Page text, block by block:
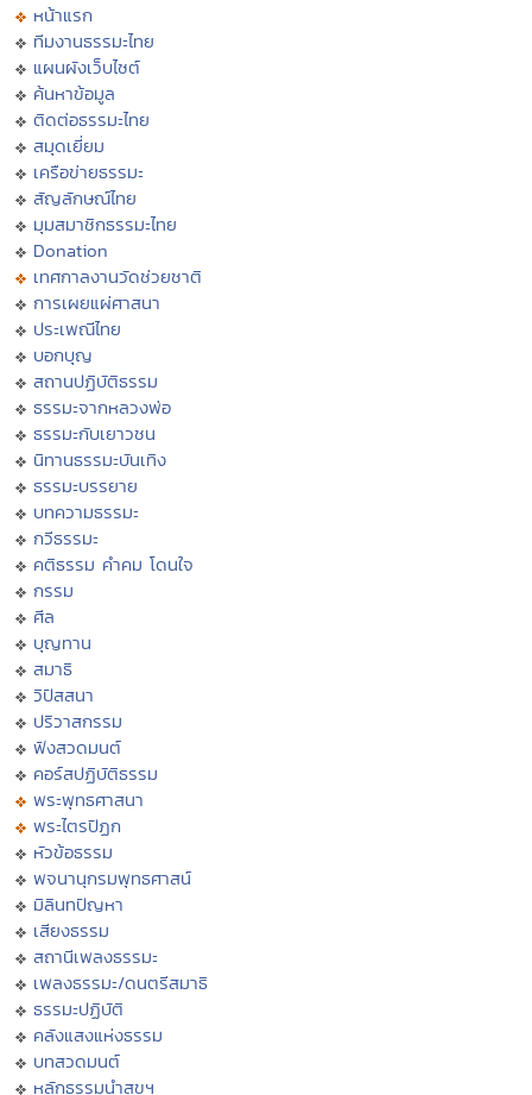
หน้าแรก
ทีมงานธรรมะไทย
แผนผังเว็บไซต์
ค้นหาข้อมูล
ติดต่อธรรมะไทย
สมุดเยี่ยม
เครือข่ายธรรมะ
สัญลักษณ์ไทย
มุมสมาชิกธรรมะไทย
Donation
เทศกาลงานวัดช่วยชาติ
การเผยแผ่ศาสนา
ประเพณีไทย
บอกบุญ
สถานปฏิบัติธรรม
ธรรมะจากหลวงพ่อ
ธรรมะกับเยาวชน
นิทานธรรมะบันเทิง
ธรรมะบรรยาย
บทความธรรมะ
กวีธรรมะ
คติธรรม คำคม โดนใจ
กรรม
ศีล
บุญทาน
สมาธิ
วิปัสสนา
ปริวาสกรรม
ฟังสวดมนต์
คอร์สปฏิบัติธรรม
พระพุทธศาสนา
พระไตรปิฏก
หัวข้อธรรม
พจนานุกรมพุทธศาสน์
มิลินทปัญหา
เสียงธรรม
สถานีเพลงธรรมะ
เพลงธรรมะ/ดนตรีสมาธิ
ธรรมะปฏิบัติ
คลังแสงแห่งธรรม
บทสวดมนต์
หลักธรรมนำสุขฯ